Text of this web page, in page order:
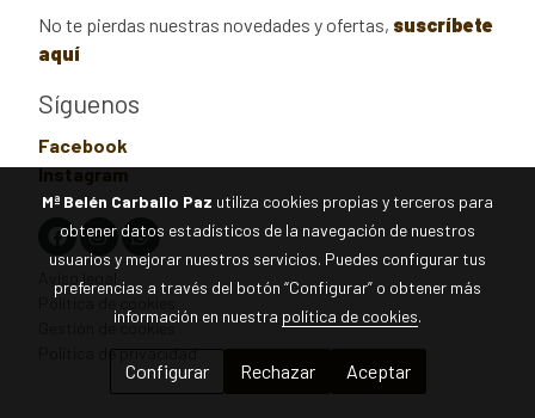
No te pierdas nuestras novedades y ofertas, suscríbete
aquí
Síguenos
Facebook
Instagram
Aviso legal
Política de cookies
Gestión de cookies
Política de privacidad
Mª Belén Carballo Paz utiliza cookies propias y terceros para
obtener datos estadísticos de la navegación de nuestros
usuarios y mejorar nuestros servicios. Puedes configurar tus
preferencias a través del botón “Configurar” o obtener más
información en nuestra política de cookies.
Configurar Rechazar Aceptar